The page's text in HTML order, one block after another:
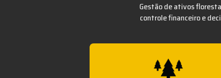
Gestão de ativos
controle financeiro e